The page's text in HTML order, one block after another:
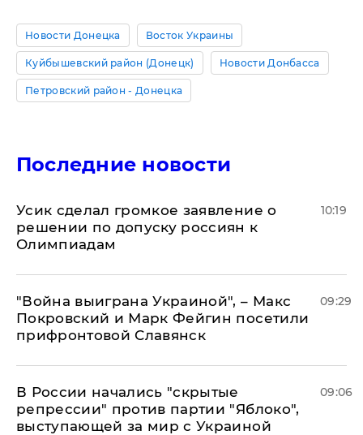
Новости Донецка Восток Украины
Куйбышевский район (Донецк) Новости Донбасса
Петровский район - Донецка
Последние новости
Усик сделал громкое заявление о
решении по допуску россиян к
Олимпиадам
10:19
"Война выиграна Украиной", – Макс
Покровский и Марк Фейгин посетили
прифронтовой Славянск
09:29
В России начались "скрытые
репрессии" против партии "Яблоко",
выступающей за мир с Украиной
09:06